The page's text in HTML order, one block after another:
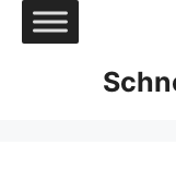
Zum
Inhalt